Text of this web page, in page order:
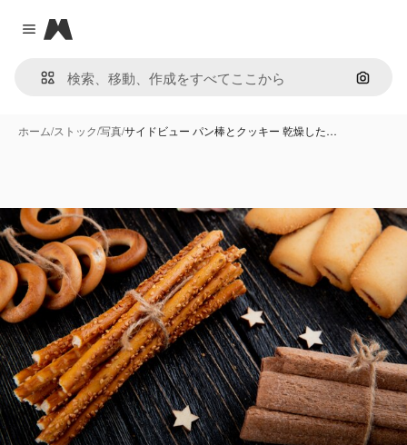
Close menu
Magnific
画像で
ホーム/ストック/写真/サイドビュー パン棒とクッキー 乾燥した…